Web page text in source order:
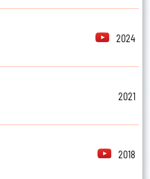
2024
2021
2018